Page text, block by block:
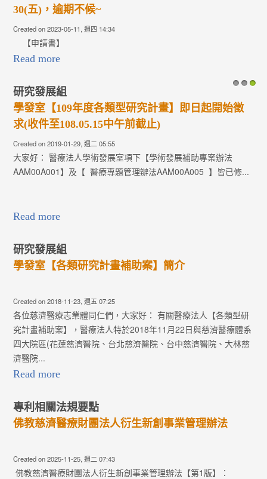
30(五)，逾期不候~
Created on 2023-05-11, 週四 14:34
【申請書】
Read more
研究發展組
學發室【109年度各類型研究計畫】即日起開始徵
求(收件至108.05.15中午前截止)
Created on 2019-01-29, 週二 05:55
大家好： 醫療法人學術發展室項下【學術發展補助專案辦法
AAM00A001】及【 醫療專題管理辦法AAM00A005 】皆已修...
Read more
研究發展組
學發室【各類研究計畫補助案】簡介
Created on 2018-11-23, 週五 07:25
各位慈濟醫療志業體同仁們，大家好： 有關醫療法人【各類型研
究計畫補助案】，醫療法人特於2018年11月22日與慈濟醫療體系
四大院區(花蓮慈濟醫院、台北慈濟醫院、台中慈濟醫院、大林慈
濟醫院...
Read more
專利相關法規要點
佛教慈濟醫療財團法人衍生新創事業管理辦法
Created on 2025-11-25, 週二 07:43
佛教慈濟醫療財團法人衍生新創事業管理辦法【第1版】：